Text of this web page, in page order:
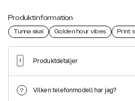
Produktinformation
Tunna skal Golden hour vibes Print
Produktdetaljer
Vilken telefonmodell har jag?